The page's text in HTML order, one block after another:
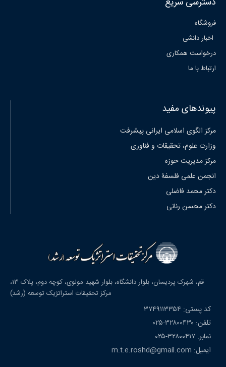
فروشگاه
اخبار دانشی
درخواست همکاری
ارتباط با ما
پیوندهای مفید
مرکز الگوی اسلامی ایرانی پیشرفت
وزارت علوم، تحقیقات و فناوری
مرکز مدیریت حوزه
انجمن علمی فلسفۀ دین
دکتر محمد فاضلی
دکتر محسن رنانی
قم، شهرک پردیسان، بلوار دانشگاه، بلوار شهید مولوی، کوچه دوم، پلاک ۱۳،
مرکز تحقیقات استراتژیک توسعه (رشد)
کد پستی: ۳۷۴۹۱۱۳۳۵۴
تلفن: ۳۲۸۰۰۴۳۰-۰۲۵
نمابر: ۳۲۸۰۰۴۱۷-۰۲۵
ایمیل: m.t.e.roshd@gmail.com